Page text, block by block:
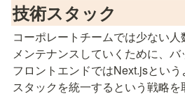
技術スタック
コーポレートチームでは少ない
メンテナンスしていくために、バ
フロントエンドではNext.jsとい
スタックを統一するという戦略